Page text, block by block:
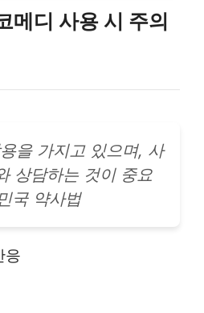
메디 사용 시 주의
을 가지고 있으며, 사
상담하는 것이 중요
국 약사법
응